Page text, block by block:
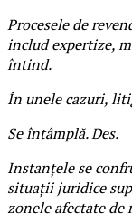
Procesele de
includ expertize,
întind.
În unele cazuri,
Se întâmplă. Des.
Instanțele se
situații juridice
zonele afectate de